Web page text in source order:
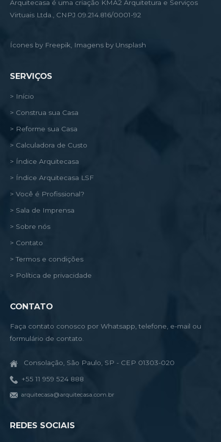
Arquitecasa é uma criação KMA2 Arquitetura e Serviços
Virtuais Ltda., CNPJ 09.214.816/0001-92
Ícones by Freepik, Imagens by Unsplash
SERVIÇOS
> Início
> Construa sua Casa
> Reforme sua Casa
> Calculadora de Custo
> Índice Arquitecasa
> Índice Arquitecasa LSF
> Você é Profissional?
> Sala de Imprensa
> Sobre nós
> Contato
> Termos e condições
> Política de privacidade
CONTATO
Faça contato conosco por Whatsapp, telefone, e-mail ou
formulário de contato.
Consolação, São Paulo, SP - CEP 01303-020
+55 11 959 524 888
arquitecasa@arquitecasa.com.br
REDES SOCIAIS